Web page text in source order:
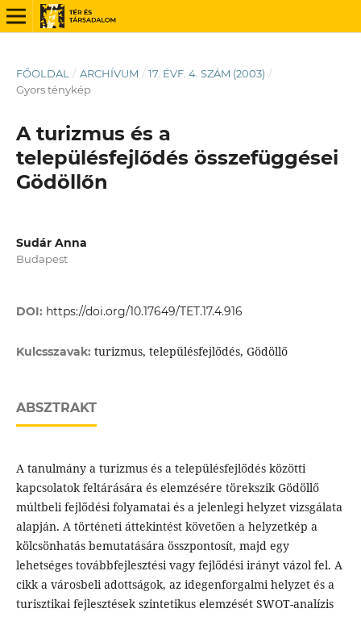
FŐOLDAL / ARCHÍVUM / 17. ÉVF. 4. SZÁM (2003) /
Gyors ténykép
A turizmus és a
településfejlődés összefüggései
Gödöllőn
Sudár Anna
Budapest
DOI: https://doi.org/10.17649/TET.17.4.916
Kulcsszavak: turizmus, településfejlődés, Gödöllő
ABSZTRAKT
A tanulmány a turizmus és a településfejlődés közötti
kapcsolatok feltárására és elemzésére törekszik Gödöllő
múltbeli fejlődési folyamatai és a jelenlegi helyzet vizsgálata
alapján. A történeti áttekintést követően a helyzetkép a
kölcsönhatás bemutatására összpontosít, majd egy
lehetséges továbbfejlesztési vagy fejlődési irányt vázol fel. A
cikk a városbeli adottságok, az idegenforgalmi helyzet és a
turisztikai fejlesztések szintetikus elemzését SWOT-analízis